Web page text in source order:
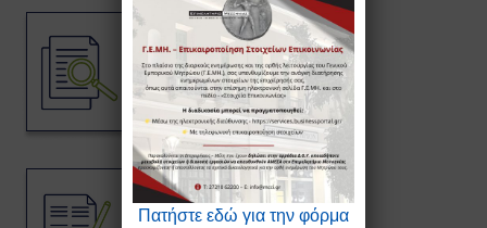
Πατήστε εδώ για την φόρμα